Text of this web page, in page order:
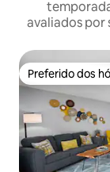
avaliados por
Preferido dos
Preferido dos